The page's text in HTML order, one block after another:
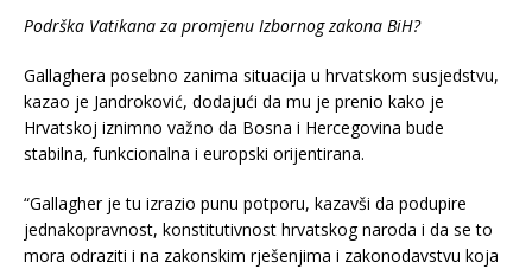
Podrška Vatikana za promjenu Izbornog zakona BiH?
Gallaghera posebno zanima situacija u hrvatskom susjedstvu,
kazao je Jandroković, dodajući da mu je prenio kako je
Hrvatskoj iznimno važno da Bosna i Hercegovina bude
stabilna, funkcionalna i europski orijentirana.
“Gallagher je tu izrazio punu potporu, kazavši da podupire
jednakopravnost, konstitutivnost hrvatskog naroda i da se to
mora odraziti i na zakonskim rješenjima i zakonodavstvu koja